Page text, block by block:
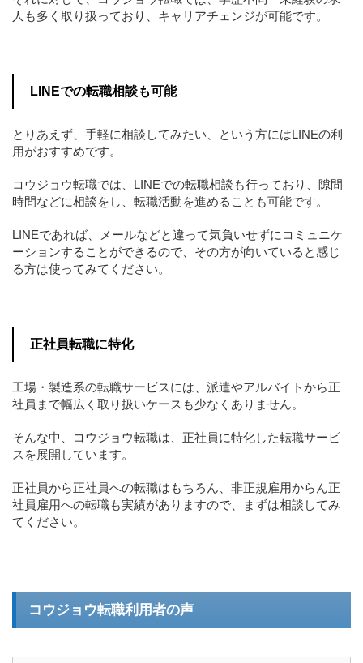
人も多く取り扱っており、キャリアチェンジが可能です。
LINEでの転職相談も可能
とりあえず、手軽に相談してみたい、という方にはLINEの利
用がおすすめです。
コウジョウ転職では、LINEでの転職相談も行っており、隙間
時間などに相談をし、転職活動を進めることも可能です。
LINEであれば、メールなどと違って気負いせずにコミュニケ
ーションすることができるので、その方が向いていると感じ
る方は使ってみてください。
正社員転職に特化
工場・製造系の転職サービスには、派遣やアルバイトから正
社員まで幅広く取り扱いケースも少なくありません。
そんな中、コウジョウ転職は、正社員に特化した転職サービ
スを展開しています。
正社員から正社員への転職はもちろん、非正規雇用からん正
社員雇用への転職も実績がありますので、まずは相談してみ
てください。
コウジョウ転職利用者の声